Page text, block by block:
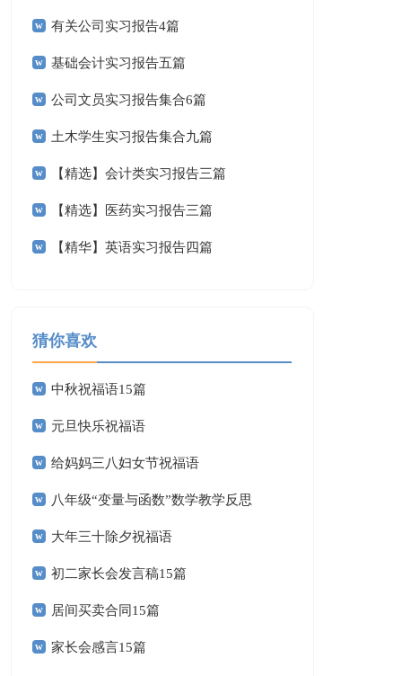
有关公司实习报告4篇
基础会计实习报告五篇
公司文员实习报告集合6篇
土木学生实习报告集合九篇
【精选】会计类实习报告三篇
【精选】医药实习报告三篇
【精华】英语实习报告四篇
猜你喜欢
中秋祝福语15篇
元旦快乐祝福语
给妈妈三八妇女节祝福语
八年级“变量与函数”数学教学反思
大年三十除夕祝福语
初二家长会发言稿15篇
居间买卖合同15篇
家长会感言15篇